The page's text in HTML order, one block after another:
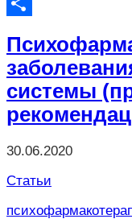
системы
30.06.2020
Статьи